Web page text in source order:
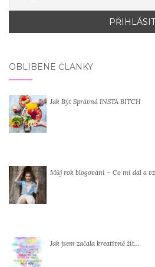
OBLÍBENÉ ČLÁNKY
Jak Být Správná INSTA BITCH
Můj rok blogování – Co mi dal a
Jak jsem začala kreativně žít…